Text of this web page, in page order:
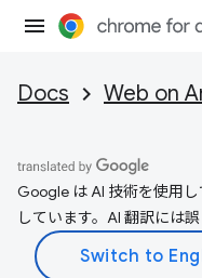
Docs Web on
Google は AI 技術を使用
しています。AI 翻訳には